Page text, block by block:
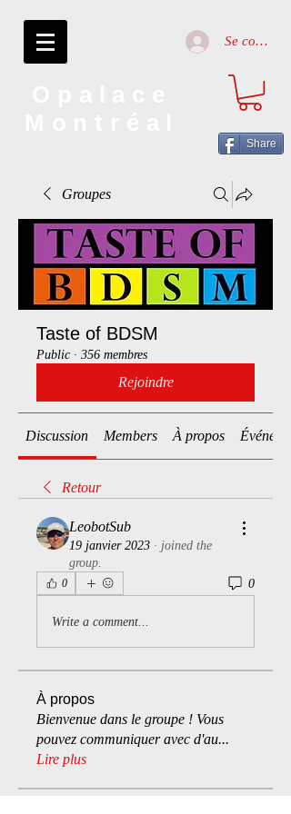
Se connecter
Share
Groupes
Taste of BDSM
Public · 356 membres
Rejoindre
Discussion Members À propos
Retour
LeobotSub
19 janvier 2023 · joined the
group.
0 0
Write a comment...
À propos
Bienvenue dans le groupe ! Vous
pouvez communiquer avec d'au...
Lire plus